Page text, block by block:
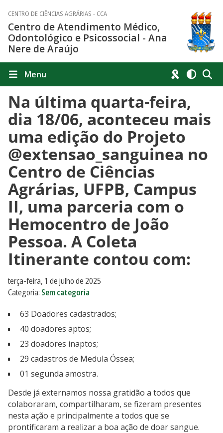
CENTRO DE CIÊNCIAS AGRÁRIAS - CCA
Centro de Atendimento Médico,
Odontológico e Psicossocial - Ana
Nere de Araújo
Menu
Na última quarta-feira,
dia 18/06, aconteceu mais
uma edição do Projeto
@extensao_sanguinea no
Centro de Ciências
Agrárias, UFPB, Campus
II, uma parceria com o
Hemocentro de João
Pessoa. A Coleta
Itinerante contou com:
terça-feira, 1 de julho de 2025
Categoria: Sem categoria
63 Doadores cadastrados;
40 doadores aptos;
23 doadores inaptos;
29 cadastros de Medula Óssea;
01 segunda amostra.
Desde já externamos nossa gratidão a todos que
colaboraram, compartilharam, se fizeram presentes
nesta ação e principalmente a todos que se
prontificaram a realizar a boa ação de doar sangue.